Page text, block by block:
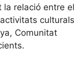
la relació entre el
Comunitat